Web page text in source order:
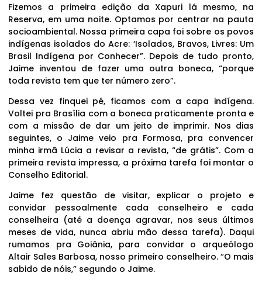
Fizemos a primeira edição da Xapuri lá mesmo, na
Reserva, em uma noite. Optamos por centrar na pauta
socioambiental. Nossa primeira capa foi sobre os povos
indígenas isolados do Acre: ‘Isolados, Bravos, Livres: Um
Brasil Indígena por Conhecer”. Depois de tudo pronto,
Jaime inventou de fazer uma outra boneca, “porque
toda revista tem que ter número zero”.
Dessa vez finquei pé, ficamos com a capa indígena.
Voltei pra Brasília com a boneca praticamente pronta e
com a missão de dar um jeito de imprimir. Nos dias
seguintes, o Jaime veio pra Formosa, pra convencer
minha irmã Lúcia a revisar a revista, “de grátis”. Com a
primeira revista impressa, a próxima tarefa foi montar o
Conselho Editorial.
Jaime fez questão de visitar, explicar o projeto e
convidar pessoalmente cada conselheiro e cada
conselheira (até a doença agravar, nos seus últimos
meses de vida, nunca abriu mão dessa tarefa). Daqui
rumamos pra Goiânia, para convidar o arqueólogo
Altair Sales Barbosa, nosso primeiro conselheiro. “O mais
sabido de nóis,” segundo o Jaime.